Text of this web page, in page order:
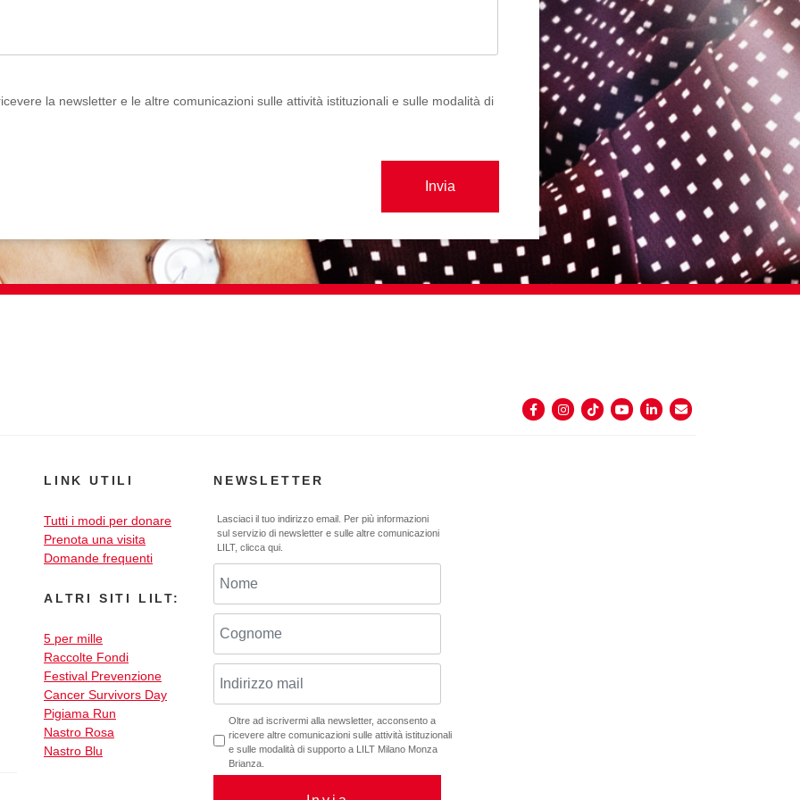
la newsletter e le altre comunicazioni sulle attività istituzionali e sulle modalità di
Invia
LINK UTILI
Tutti i modi per donare
Prenota una visita
Domande frequenti
ALTRI SITI LILT:
5 per mille
Raccolte Fondi
Festival Prevenzione
Cancer Survivors Day
Pigiama Run
Nastro Rosa
Nastro Blu
NEWSLETTER
Lasciaci il tuo indirizzo email. Per più informazioni
sul servizio di newsletter e sulle altre comunicazioni
LILT, clicca qui
Oltre ad iscrivermi alla newsletter, acconsento a
ricevere altre comunicazioni sulle attività istituzionali
e sulle modalità di supporto a LILT Milano Monza
Brianza.